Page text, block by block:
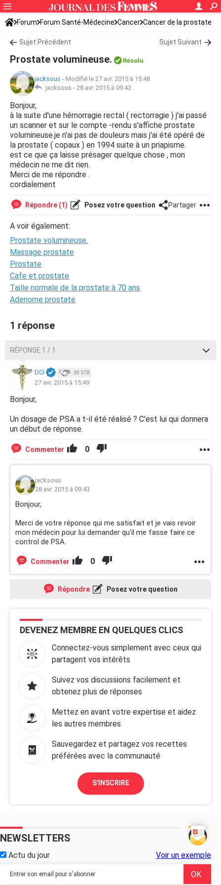
Forum Forum Santé-Médecine Cancer Cancer de la prostate
Sujet Précédent Sujet Suivant
Prostate volumineuse. Résolu
jacksous - Modifié le 27 avr. 2015 à 15:48
jacksous - 28 avr. 2015 à 09:43
Bonjour,
à la suite d'une hémorragie rectal ( rectorragie ) j'ai passé
un scanner et sur le compte -rendu s'affiche prostate
volumineuse.je n'ai pas de douleurs mais j'ai été opéré de
la prostate ( copaux ) en 1994 suite à un priapisme.
est ce que ça laisse présager quelque chose , mon
médecin ne me dit rien.
Merci de me répondre .
cordialement
Répondre (1) Posez votre question Partager
A voir également:
Prostate volumineuse.
Massage prostate
Prostate
Cafe et prostate
Taille normale de la prostate à 70 ans
Adenome prostate
1 réponse
RÉPONSE 1 / 1
DCI 38 578
27 avr. 2015 à 15:49
Bonjour,
Un dosage de PSA a t-il été réalisé ? C'est lui qui donnera
un début de réponse.
Commenter 0
jacksous
28 avr. 2015 à 09:43
Bonjour,
Merci de votre réponse qui me satisfait et je vais revoir
mon médecin pour lui demander qu'il me fasse faire ce
control de PSA.
Commenter 0
Répondre Posez votre question
DEVENEZ MEMBRE EN QUELQUES CLICS
Connectez-vous simplement avec ceux qui
partagent vos intérêts
Suivez vos discussions facilement et
obtenez plus de réponses
Mettez en avant votre expertise et aidez
les autres membres
Sauvegardez et partagez vos recettes
préférées avec la communauté
S'INSCRIRE
NEWSLETTERS
Actu du jour Voir un exemple